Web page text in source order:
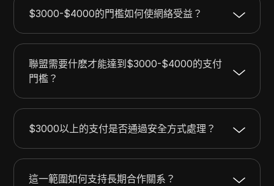
$3000-$4000的門檻如何使網絡受益？
聯盟需要什麽才能達到$3000-$4000的支付
門檻？
$3000以上的支付是否通過安全方式處理？
這一範圍如何支持長期合作關系？